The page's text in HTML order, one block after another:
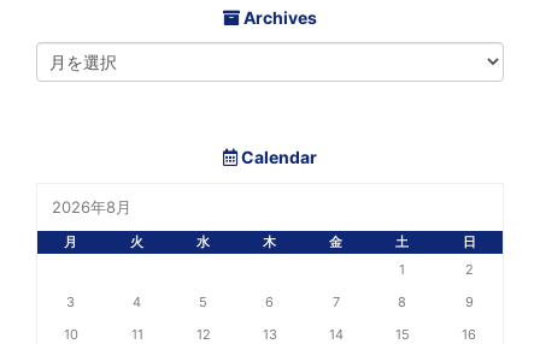
Archives
Calendar
2026年8月
月 火 水 木 金 土
日
1
2
3
4 5 6 7 8
9
10
11 12 13 14 15
16